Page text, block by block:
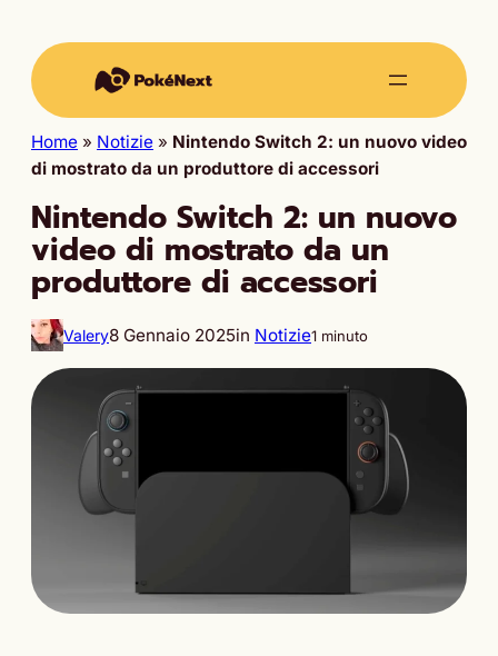
Home » Notizie » Nintendo Switch 2: un nuovo video
di mostrato da un produttore di accessori
Nintendo Switch 2: un nuovo
video di mostrato da un
produttore di accessori
Valery8 Gennaio 2025in Notizie1 minuto